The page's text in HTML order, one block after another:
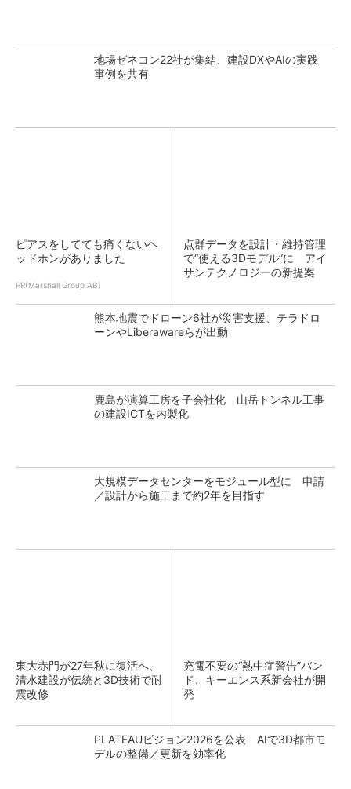
地場ゼネコン22社が集結、建設DXやAIの実践
事例を共有
ピアスをしてても痛くないヘ
ッドホンがありました
PR(Marshall Group AB)
点群データを設計・維持管理
で“使える3Dモデル”に アイ
サンテクノロジーの新提案
熊本地震でドローン6社が災害支援、テラドロ
ーンやLiberawareらが出動
鹿島が演算工房を子会社化 山岳トンネル工事
の建設ICTを内製化
大規模データセンターをモジュール型に 申請
／設計から施工まで約2年を目指す
東大赤門が27年秋に復活へ、
清水建設が伝統と3D技術で耐
震改修
充電不要の“熱中症警告”バン
ド、キーエンス系新会社が開
発
PLATEAUビジョン2026を公表 AIで3D都市モ
デルの整備／更新を効率化